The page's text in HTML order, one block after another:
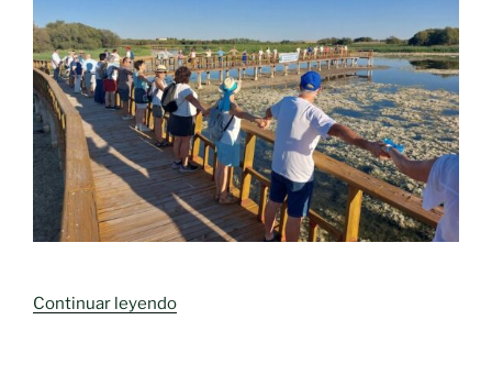
Continuar leyendo«Medio